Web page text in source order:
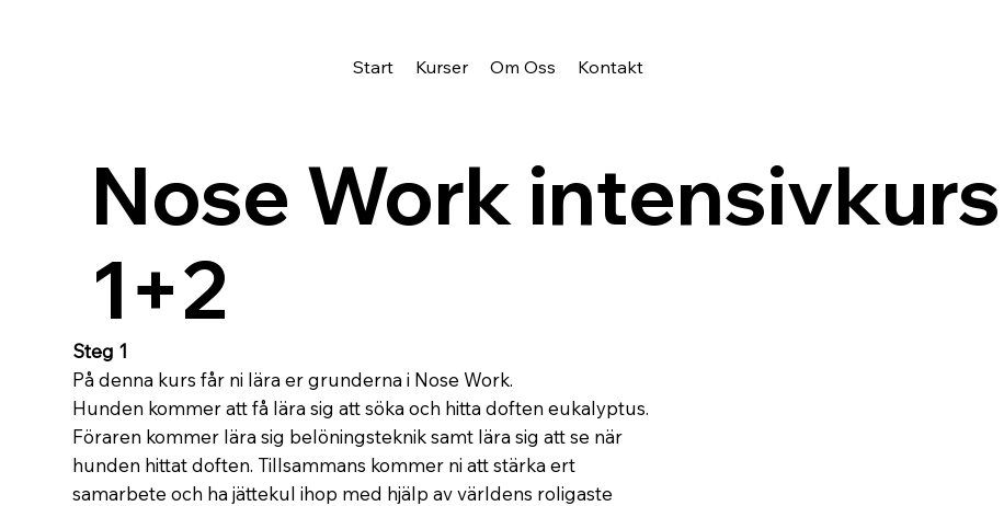
Start Kurser Om Oss Kontakt
Nose Work
1+2
Steg 1
På denna kurs får ni lära er grunderna i Nose Work.
Hunden kommer att få lära sig att söka och hitta doften eukalyptus.
Föraren kommer lära sig belöningsteknik samt lära sig att se när
hunden hittat doften. Tillsammans kommer ni att stärka ert
samarbete och ha jättekul ihop med hjälp av världens roligaste